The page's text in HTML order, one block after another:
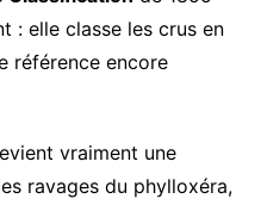
: elle classe les crus en
référence encore
vraiment une
ravages du phylloxéra,